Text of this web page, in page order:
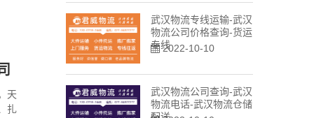
天
扎
武汉物流专线运输-武汉
物流公司价格查询-货运
专线2022-10-10
武汉物流公司查询-武汉
物流电话-武汉物流仓储